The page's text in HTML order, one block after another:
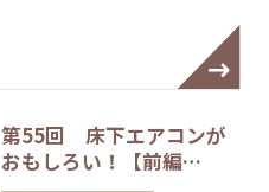
第55回 床下エアコンが
おもしろい！【前編…